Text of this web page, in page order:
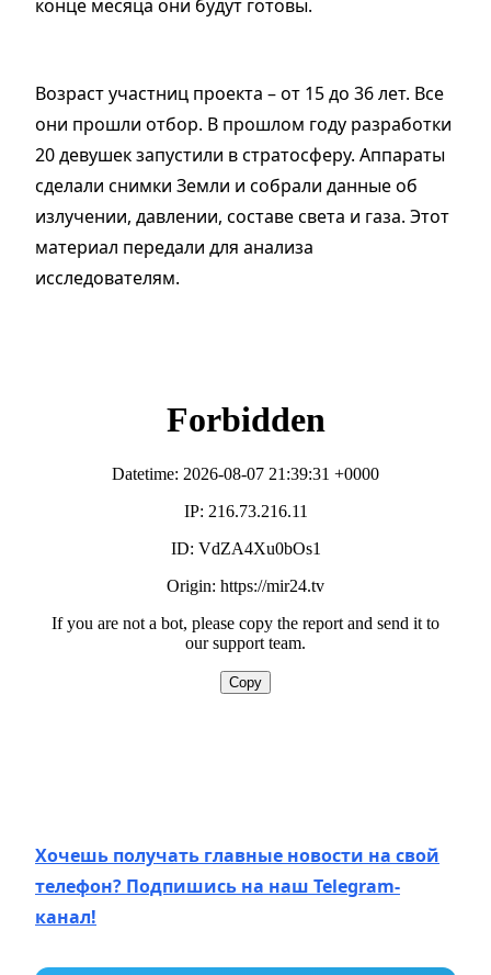
конце месяца они будут готовы.
Возраст участниц проекта – от 15 до 36 лет. Все
они прошли отбор. В прошлом году разработки
20 девушек запустили в стратосферу. Аппараты
сделали снимки Земли и собрали данные об
излучении, давлении, составе света и газа. Этот
материал передали для анализа
исследователям.
Хочешь получать главные новости на свой
телефон? Подпишись на наш Telegram-
канал!